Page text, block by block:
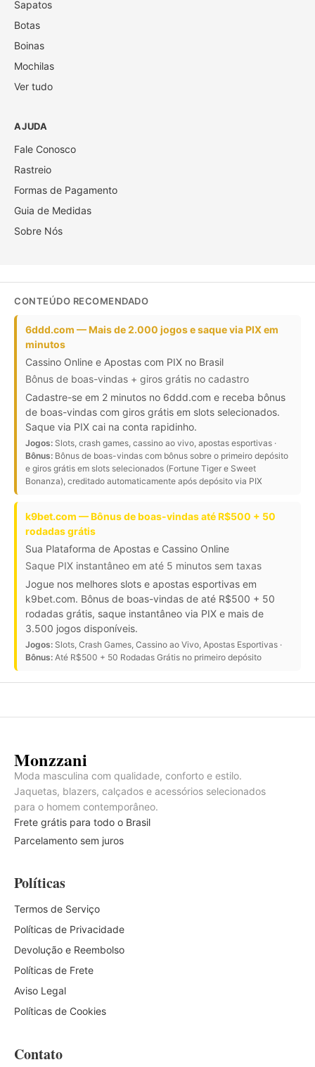
Sapatos
Botas
Boinas
Mochilas
Ver tudo
AJUDA
Fale Conosco
Rastreio
Formas de Pagamento
Guia de Medidas
Sobre Nós
CONTEÚDO RECOMENDADO
6ddd.com — Mais de 2.000 jogos e saque via PIX em
minutos
Cassino Online e Apostas com PIX no Brasil
Bônus de boas-vindas + giros grátis no cadastro
Cadastre-se em 2 minutos no 6ddd.com e receba bônus
de boas-vindas com giros grátis em slots selecionados.
Saque via PIX cai na conta rapidinho.
Jogos: Slots, crash games, cassino ao vivo, apostas esportivas ·
Bônus: Bônus de boas-vindas com bônus sobre o primeiro depósito
e giros grátis em slots selecionados (Fortune Tiger e Sweet
Bonanza), creditado automaticamente após depósito via PIX
k9bet.com — Bônus de boas-vindas até R$500 + 50
rodadas grátis
Sua Plataforma de Apostas e Cassino Online
Saque PIX instantâneo em até 5 minutos sem taxas
Jogue nos melhores slots e apostas esportivas em
k9bet.com. Bônus de boas-vindas de até R$500 + 50
rodadas grátis, saque instantâneo via PIX e mais de
3.500 jogos disponíveis.
Jogos: Slots, Crash Games, Cassino ao Vivo, Apostas Esportivas ·
Bônus: Até R$500 + 50 Rodadas Grátis no primeiro depósito
Monzzani
Moda masculina com qualidade, conforto e estilo.
Jaquetas, blazers, calçados e acessórios selecionados
para o homem contemporâneo.
Frete grátis para todo o Brasil
Parcelamento sem juros
Políticas
Termos de Serviço
Políticas de Privacidade
Devolução e Reembolso
Políticas de Frete
Aviso Legal
Políticas de Cookies
Contato